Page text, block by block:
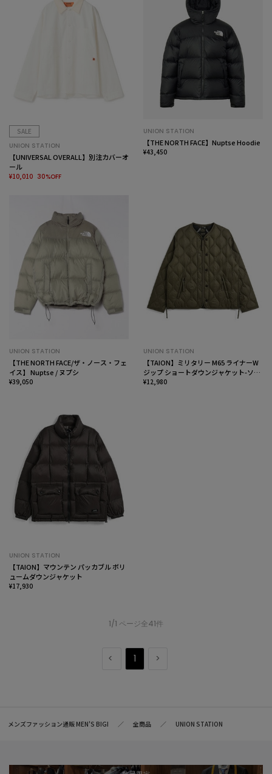
SALE
UNION STATION
【UNIVERSAL OVERALL】別注カバーオ
ール
¥10,010 30%OFF
UNION STATION
【THE NORTH FACE】Nuptse Hoodie
¥43,450
UNION STATION
【THE NORTH FACE/ザ・ノース・フェ
イス】 Nuptse / ヌプシ
¥39,050
UNION STATION
【TAION】ミリタリー M65 ライナーW
ジップ ショートダウンジャケット-ソフ
トシェル
¥12,980
UNION STATION
【TAION】マウンテン パッカブル ボリ
ュームダウンジャケット
¥17,930
1/1 ページ全41件
1
メンズファッション通販 MEN'S BIGI 全商品 UNION STATION